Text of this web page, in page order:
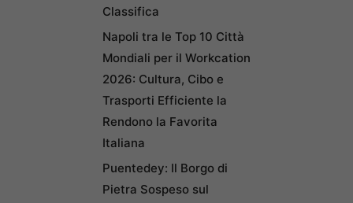
Classifica
Napoli tra le Top 10 Città
Mondiali per il Workcation
2026: Cultura, Cibo e
Trasporti Efficiente la
Rendono la Favorita
Italiana
Puentedey: Il Borgo di
Pietra Sospeso sul